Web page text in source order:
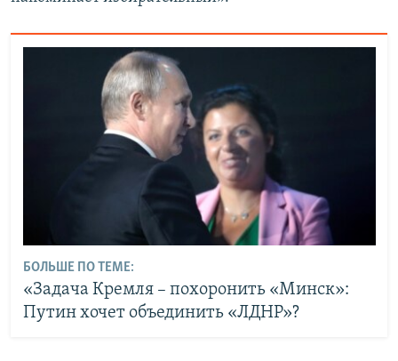
БОЛЬШЕ ПО ТЕМЕ:
«Задача Кремля – похоронить «Минск»:
Путин хочет объединить «ЛДНР»?